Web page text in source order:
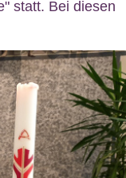
statt. Bei diesen